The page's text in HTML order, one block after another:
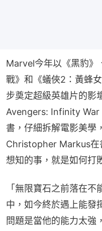
Marvel今年以《黑豹》
戰》和《蟻俠2：黃蜂
步奠定超級英雄片的影
Avengers: Infinity
書，仔細拆解電影美學
Christopher Markus在
想知的事，就是如何打
「無限寶石之前落在
中，如今終於遇上能發
問題是當他的能力太強